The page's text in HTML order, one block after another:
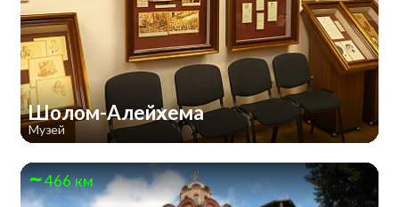
Шолом-Алейхема
Музей
466 км